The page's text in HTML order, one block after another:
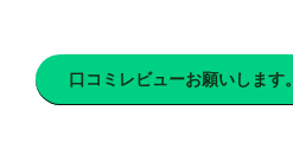
口コミレビューお願いします。